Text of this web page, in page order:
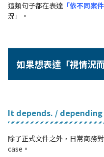
這類句子都在表達 「依不同案
況」。
如果想表達「視情況
It depends. /
除了正式文件之外，日常商務
case。